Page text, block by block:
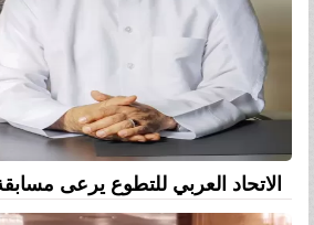
الاتحاد العربي للتطوع يرعى